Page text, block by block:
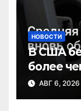
НОВОСТИ
В США
более
АВГ 6, 2026